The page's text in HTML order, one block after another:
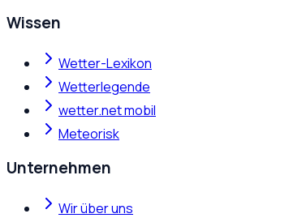
Wissen
Wetter-Lexikon
Wetterlegende
wetter.net mobil
Meteorisk
Unternehmen
Wir über uns